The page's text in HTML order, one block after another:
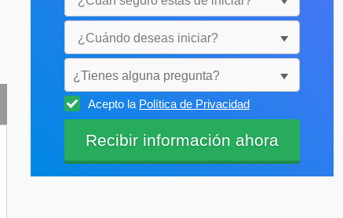
¿Tienes alguna pregunta?
Selecciónala
Acepto la Política de Privacidad